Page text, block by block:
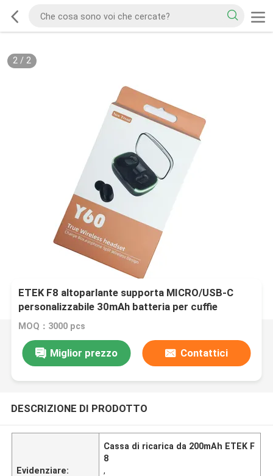
2/ 2
ETEK F8 altoparlante supporta MICRO/USB-C
personalizzabile 30mAh batteria per cuffie
200mAh Cassa di ricarica Piccolo e leggero
MOQ：3000 pcs
Miglior prezzo Contattici
DESCRIZIONE DI PRODOTTO
Evidenziare:
Cassa di ricarica da 200mAh ETEK F
8
,